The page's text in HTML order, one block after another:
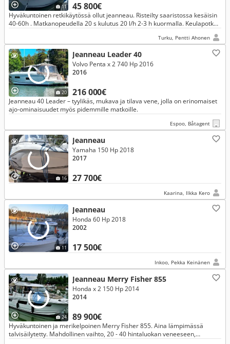
11 45 800€
Hyväkuntoinen retkikäytössä ollut jeanneau. Risteilty saaristossa kesäisin
40-60h . Matkanopeudella 20 s kulutus 20 l/h 2-3 h kuormalla. Keulapotkuri
Turku, Pentti Ahonen
20
Jeanneau Leader 40
216 000€
Volvo Penta x 2 740 Hp 2016
2016
Jeanneau 40 Leader – tyylikäs, mukava ja tilava vene, jolla on erinomaiset
ajo-ominaisuudet myös pidemmille matkoille.
Espoo, Båtagent
16
Jeanneau
27 700€
Yamaha 150 Hp 2018
2017
Kaarina, Ilkka Kero
11
Jeanneau
17 500€
Honda 60 Hp 2018
2002
Inkoo, Pekka Keinänen
24
Jeanneau Merry Fisher 855
89 900€
Honda x 2 150 Hp 2014
2014
Hyväkuntoinen ja merikelpoinen Merry Fisher 855. Aina lämpimässä
talvisäilytetty. Mahdollinen vaihto, 20 - 40 hintaluokan veneeseen,